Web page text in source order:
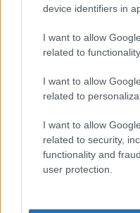
device identifiers in
I want to allow
related to
I want to allow
related to
I want to allow
related to security,
functionality and
user protection.